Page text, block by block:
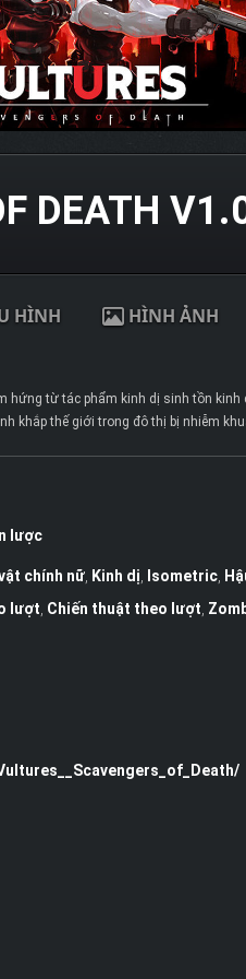
DEATH
HÌNH HÌNH ẢNH
từ tác phẩm kinh dị sinh tồn
khắp thế giới trong đô thị bị nhiễm
lược
chính nữ, Kinh dị Isometric,
lượt Chiến thuật theo lượt